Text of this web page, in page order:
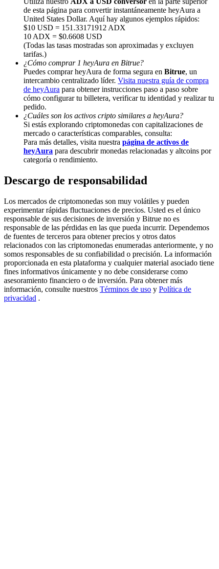
BTC Welcome Rewards
Deposit & Trade BTC to Share 25000 USDT prize pool!
Deposit CASHCAT & Win
Share 500000 CASHCAT prize pool
Exclusive for BitMart Users
Precious Metals Trading Carnival
Trade Gold & Silver · 33,333 USDT Bonus
USDT New User Exclusive 10% APR
de esta página para convertir instantáneamente heyAura a
United States Dollar. Aquí hay algunos ejemplos rápidos:
$10 USD = 151.33171912 ADX
10 ADX = $0.6608 USD
(Todas las tasas mostradas son aproximadas y excluyen
tarifas.)
¿Cómo comprar 1 heyAura en Bitrue?
Puedes comprar heyAura de forma segura en Bitrue, un
intercambio centralizado líder. Visita nuestra guía de compra
de heyAura para obtener instrucciones paso a paso sobre
cómo configurar tu billetera, verificar tu identidad y realizar tu
pedido.
¿Cuáles son los activos cripto similares a heyAura?
Si estás explorando criptomonedas con capitalizaciones de
mercado o características comparables, consulta:
Para más detalles, visita nuestra página de activos de
heyAura para descubrir monedas relacionadas y altcoins por
categoría o rendimiento.
Descargo de responsabilidad
Los mercados de criptomonedas son muy volátiles y pueden
experimentar rápidas fluctuaciones de precios. Usted es el único
responsable de sus decisiones de inversión y Bitrue no es
responsable de las pérdidas en las que pueda incurrir. Dependemos
de fuentes de terceros para obtener precios y otros datos
relacionados con las criptomonedas enumeradas anteriormente, y no
somos responsables de su confiabilidad o precisión. La información
proporcionada en esta plataforma y cualquier material asociado tiene
fines informativos únicamente y no debe considerarse como
asesoramiento financiero o de inversión. Para obtener más
información, consulte nuestros Términos de uso y Política de
privacidad .